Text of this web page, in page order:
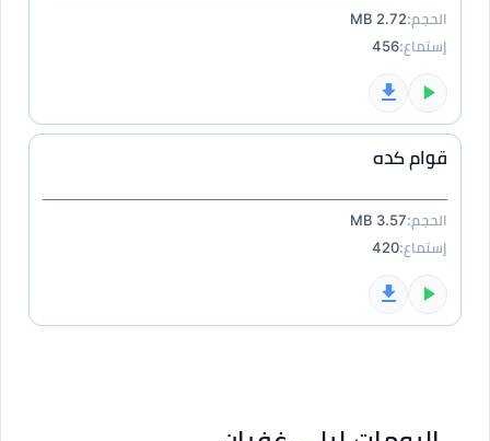
الحجم:2.72 MB
إستماع:456
قوام كده
الحجم:3.57 MB
إستماع:420